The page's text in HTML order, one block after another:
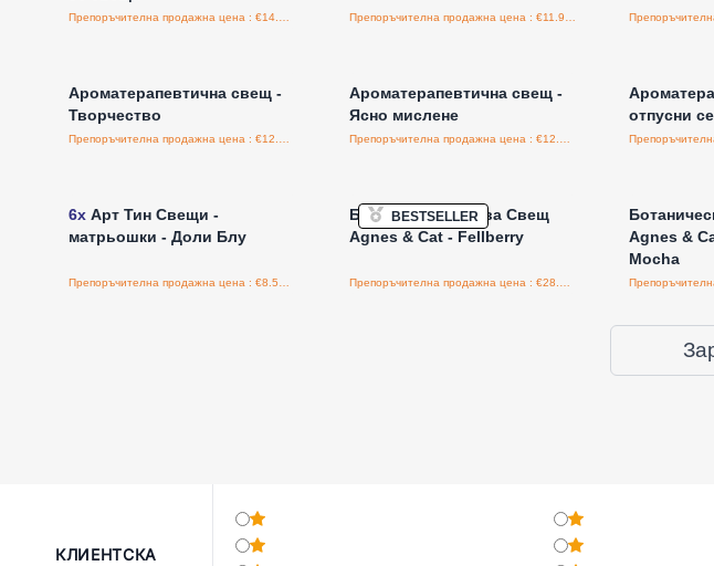
Ароматерапевтична свещ -
Творчество
Ароматерапевтична свещ -
Ясно мислене
отпусни се
6x Арт Тин Свещи -
матрьошки - Доли Блу
BESTSELLER
Ботаническа Соева Свещ
Agnes & Cat - Fellberry
Agnes &
Mocha
КЛИЕНТСКА